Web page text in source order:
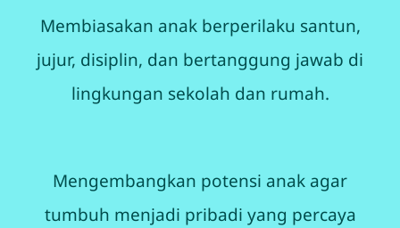
Membiasakan anak berperilaku santun,
jujur, disiplin, dan bertanggung jawab di
lingkungan sekolah dan rumah.
Mengembangkan potensi anak agar
tumbuh menjadi pribadi yang percaya